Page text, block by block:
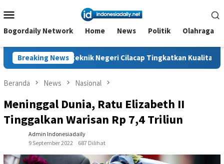
ke
kontenMobile
Bogordaily Network Home News Politik Olahraga
Breaking News
Negeri Cilacap Tingkatkan Kualitas Produk Knalpot
Beranda News Nasional
Meninggal Dunia, Ratu Elizabeth II
Tinggalkan Warisan Rp 7,4 Triliun
Admin Indonesiadaily
9 September 2022
687 Dilihat